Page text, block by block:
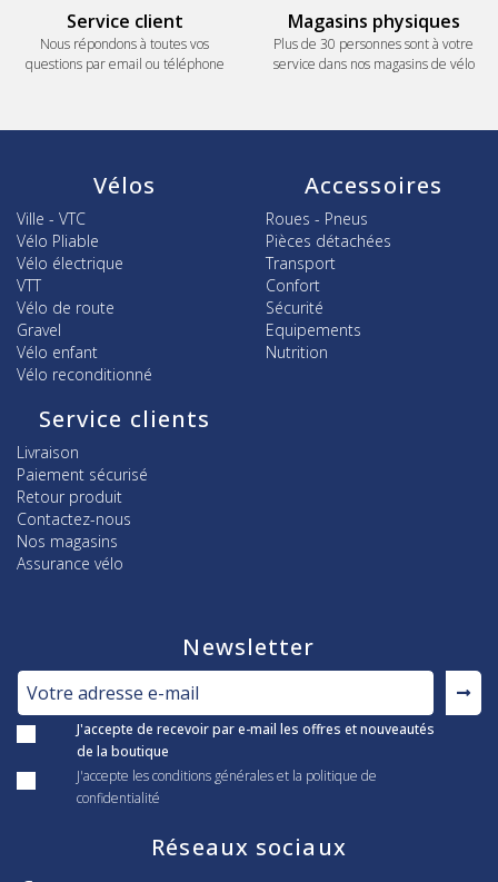
Service client
Nous répondons à toutes vos
questions par email ou téléphone
Magasins physiques
Plus de 30 personnes sont à votre
service dans nos magasins de vélo
Vélos
Ville - VTC
Vélo Pliable
Vélo électrique
VTT
Vélo de route
Gravel
Vélo enfant
Vélo reconditionné
Accessoires
Roues - Pneus
Pièces détachées
Transport
Confort
Sécurité
Equipements
Nutrition
Service clients
Livraison
Paiement sécurisé
Retour produit
Contactez-nous
Nos magasins
Assurance vélo
Newsletter
J'accepte de recevoir par e-mail les offres et nouveautés
de la boutique
J'accepte les conditions générales et la politique de
confidentialité
Réseaux sociaux